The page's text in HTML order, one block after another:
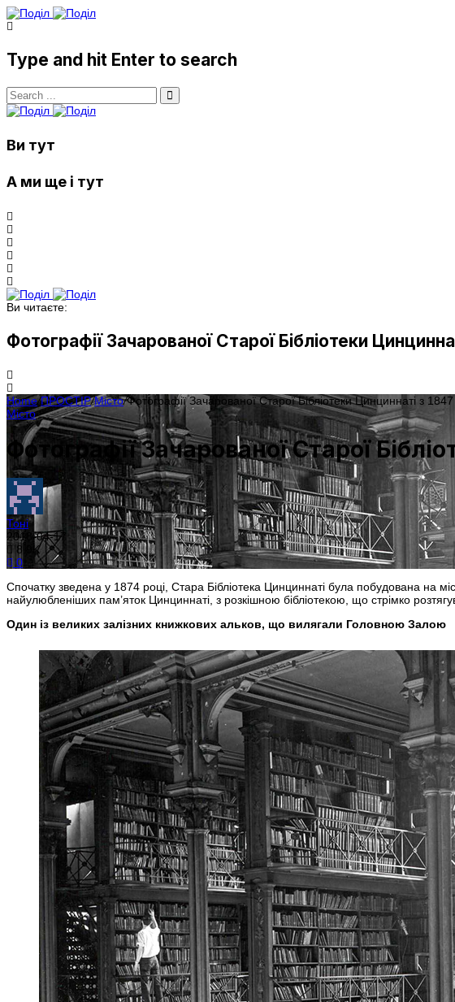
Type and hit Enter to search
Ви тут
А ми ще і тут
Ви читаєте:
Фотографії Зачарованої Старої Бібліотеки
Home/ПРОСТІР/Місто/Фотографії Зачарованої Старої Бібліотеки Цинциннаті з
Місто
Фотографії Зачарованої Старої
Тоні
2018-04-17
8.9K
0
Спочатку зведена у 1874 році, Стара Бібліотека Цинциннаті була побудована на
найулюбленіших пам’яток Цинциннаті, з розкішною бібліотекою, що стрімко
Один із великих залізних книжкових альков, що вилягали Головною Залою